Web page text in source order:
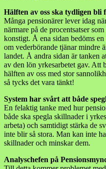
Hälften av oss ska tydligen bli
Många pensionärer lever idag
närmare på de procentsatser
konstigt. Å ena sidan bedöms en
om vederbörande tjänar mindre
landet. Å andra sidan är tanken
av den lön yrkesarbetet gav. Att
hälften av oss med stor
så tycks det vara tänkt!
System har svårt att både
En felaktig tanke med hur
både ska spegla skillnader i
arbeta) och samtidigt stärka de
inte blir så stora. Man kan inte
skillnader och minskar dem.
Analyschefen på